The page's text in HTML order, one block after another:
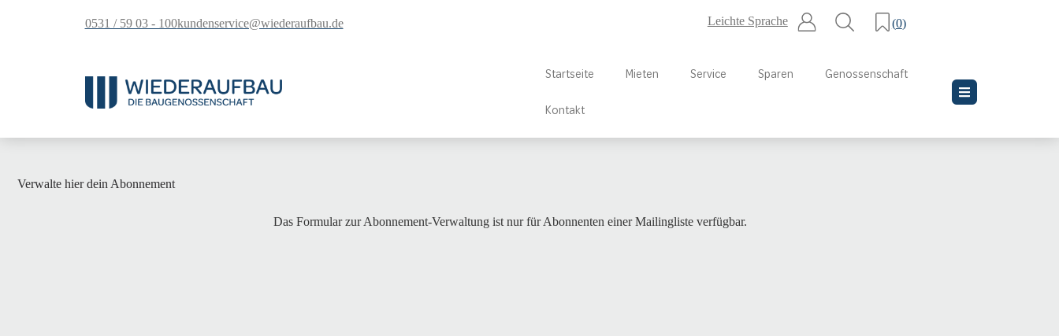
0531 / 59 03 - 100kundenservice@wiederaufbau.de Leichte Sprache (0)
Startseite Mieten Service Sparen Genossenschaft
Kontakt
Verwalte hier dein Abonnement
Das Formular zur Abonnement-Verwaltung ist nur für Abonnenten einer Mailingliste verfügbar.